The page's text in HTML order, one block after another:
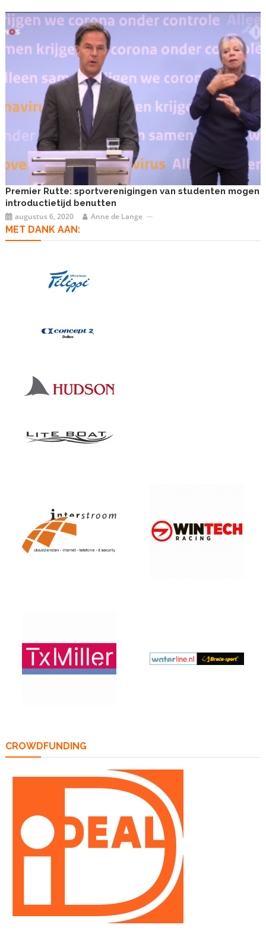
Premier Rutte: sportverenigingen van studenten mogen
introductietijd benutten
augustus 6, 2020 Anne de Lange
MET DANK AAN:
CROWDFUNDING